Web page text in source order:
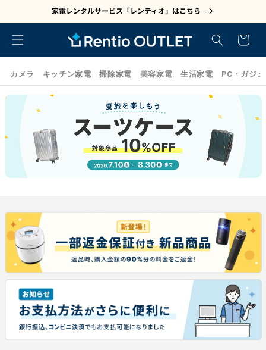
ンテンツに進む家電レンタルサービス「レンティオ」はこちら
カート
カメラ キッチン家電 掃除家電 美容家電 生活家電 PC・ガジ